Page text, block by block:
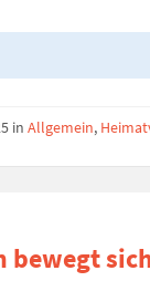
in Allgemein,
bewegt